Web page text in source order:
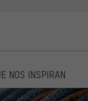
NOS INSPIRAN